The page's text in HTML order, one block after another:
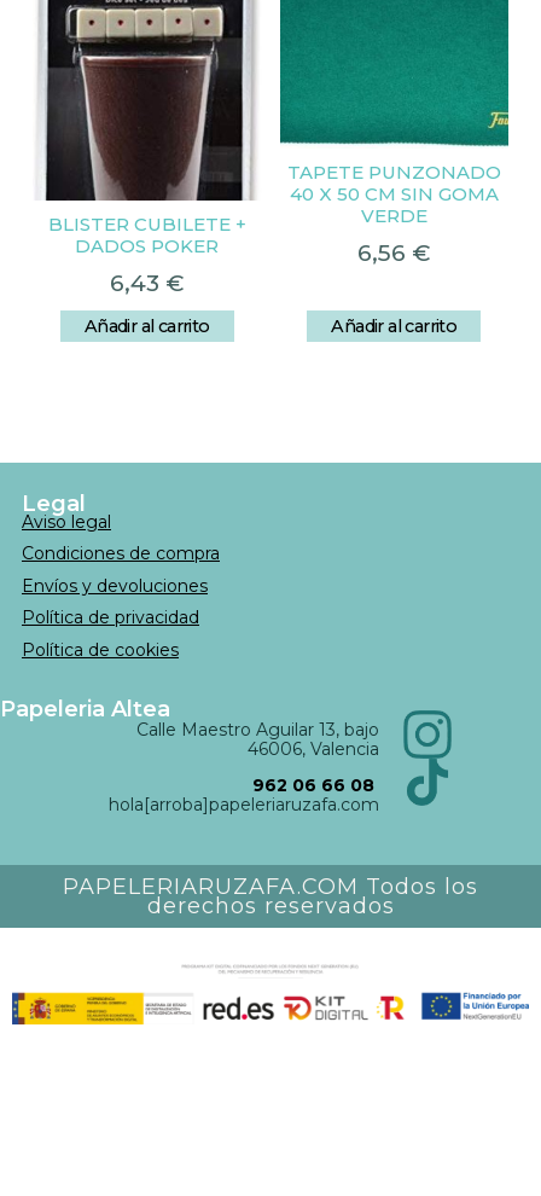
BLISTER CUBILETE +
DADOS POKER
6,43 €
Añadir al carrito
TAPETE PUNZONADO
40 X 50 CM SIN GOMA
VERDE
6,56 €
Añadir al carrito
Legal
Aviso legal
Condiciones de compra
Envíos y devoluciones
Política de privacidad
Política de cookies
Papeleria Altea
Calle Maestro Aguilar 13, bajo
46006, Valencia
962 06 66 08
hola[arroba]papeleriaruzafa.com
PAPELERIARUZAFA.COM Todos los
derechos reservados